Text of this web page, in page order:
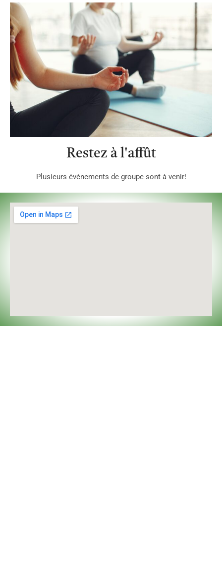
Restez à l'affût
Plusieurs évènements de groupe sont à venir!